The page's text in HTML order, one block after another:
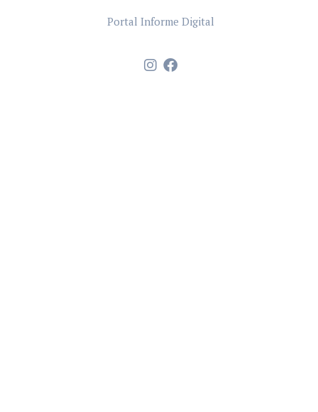
Portal Informe Digital